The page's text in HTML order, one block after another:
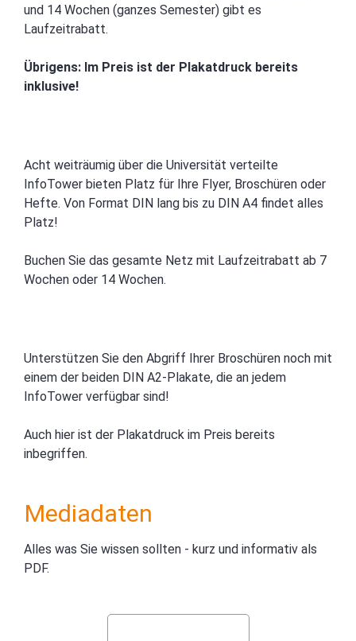
und 14 Wochen (ganzes Semester) gibt es
Laufzeitrabatt.
Übrigens: Im Preis ist der Plakatdruck bereits
inklusive!
Acht weiträumig über die Universität verteilte
InfoTower bieten Platz für Ihre Flyer, Broschüren oder
Hefte. Von Format DIN lang bis zu DIN A4 findet alles
Platz!
Buchen Sie das gesamte Netz mit Laufzeitrabatt ab 7
Wochen oder 14 Wochen.
Unterstützen Sie den Abgriff Ihrer Broschüren noch mit
einem der beiden DIN A2-Plakate, die an jedem
InfoTower verfügbar sind!
Auch hier ist der Plakatdruck im Preis bereits
inbegriffen.
Mediadaten
Alles was Sie wissen sollten - kurz und informativ als
PDF.